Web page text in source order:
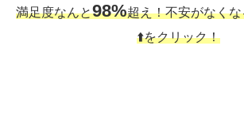
満足度なんと98%超え！不安がなく
⬆️をクリック！